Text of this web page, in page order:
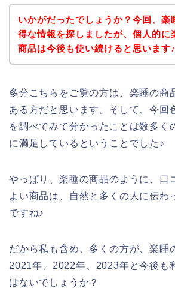
いかがだったでしょうか？今回、楽
得な情報を探しましたが、個人的に
商品は今後も使い続けると思います♪
多分こちらをご覧の方は、楽睡の商
ある方だと思います。そして、今回
を調べてみて分かったことは数多く
に満足しているということでした♪
やっぱり、楽睡の商品のように、口
よい商品は、自然と多くの人に伝わ
ですね♪
だから私も含め、多くの方が、楽睡
2021年、2022年、2023年と今後も
はないでしょうか？